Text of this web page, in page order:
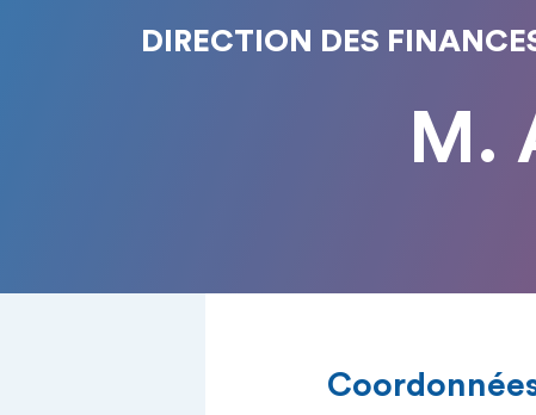
DIRECTION DES
M.